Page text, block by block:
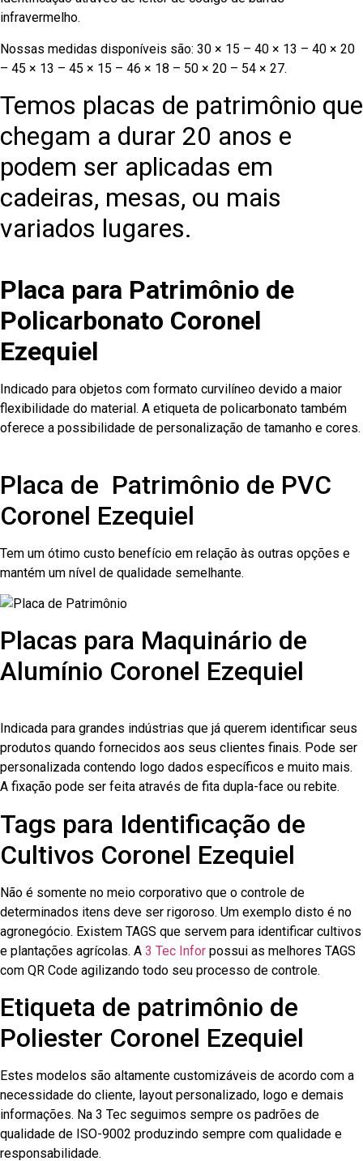
infravermelho.
Nossas medidas disponíveis são: 30 × 15 – 40 × 13 – 40 × 20
– 45 × 13 – 45 × 15 – 46 × 18 – 50 × 20 – 54 × 27.
Temos placas de patrimônio que
chegam a durar 20 anos e
podem ser aplicadas em
cadeiras, mesas, ou mais
variados lugares.
Placa para Patrimônio de
Policarbonato Coronel
Ezequiel
Indicado para objetos com formato curvilíneo devido a maior
flexibilidade do material. A etiqueta de policarbonato também
oferece a possibilidade de personalização de tamanho e cores.
Placa de Patrimônio de PVC
Coronel Ezequiel
Tem um ótimo custo benefício em relação às outras opções e
mantém um nível de qualidade semelhante.
Placas para Maquinário de
Alumínio Coronel Ezequiel
Indicada para grandes indústrias que já querem identificar seus
produtos quando fornecidos aos seus clientes finais. Pode ser
personalizada contendo logo dados específicos e muito mais.
A fixação pode ser feita através de fita dupla-face ou rebite.
Tags para Identificação de
Cultivos Coronel Ezequiel
Não é somente no meio corporativo que o controle de
determinados itens deve ser rigoroso. Um exemplo disto é no
agronegócio. Existem TAGS que servem para identificar cultivos
e plantações agrícolas. A 3 Tec Infor possui as melhores TAGS
com QR Code agilizando todo seu processo de controle.
Etiqueta de patrimônio de
Poliester Coronel Ezequiel
Estes modelos são altamente customizáveis de acordo com a
necessidade do cliente, layout personalizado, logo e demais
informações. Na 3 Tec seguimos sempre os padrões de
qualidade de ISO-9002 produzindo sempre com qualidade e
responsabilidade.